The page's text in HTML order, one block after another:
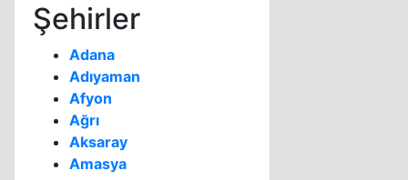
Şehirler
Adana
Adıyaman
Afyon
Ağrı
Aksaray
Amasya